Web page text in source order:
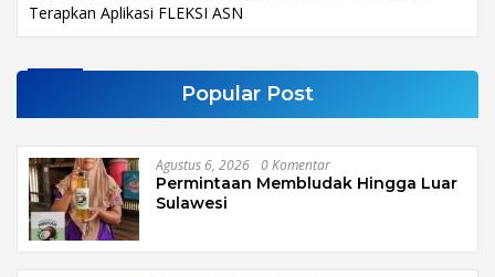
Terapkan Aplikasi FLEKSI ASN
Popular Post
Agustus 6, 2026 0 Komentar
Permintaan Membludak Hingga Luar
Sulawesi